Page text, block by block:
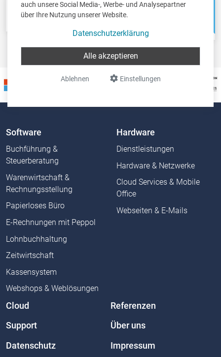
auch unsere Social Media-, Werbe- und Analysepartner
über Ihre Nutzung unserer Website.
Datenschutzerklärung
Einstellungen
Ablehnen
Alle akzeptieren
Pos-in
Kassensystem
Net-in
Webshops &
Software
Buchführung &
Steuerberatung
Warenwirtschaft &
Rechnungsstellung
Papierloses Büro
E-Rechnungen mit Peppol
Lohnbuchhaltung
Zeitwirtschaft
Kassensystem
Webshops & Weblösungen
Hardware
Dienstleistungen
Hardware & Netzwerke
Cloud Services & Mobile
Office
Webseiten & E-Mails
Cloud Referenzen
Support Über uns
Datenschutz Impressum